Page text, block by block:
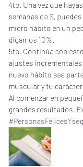
4to. Una vez que
semanas de S,
micro hábito en un
digamos 10%.
5to. Continúa con
ajustes incrementales
nuevo hábito sea
muscular y tu
Al comenzar en
grandes resultados.